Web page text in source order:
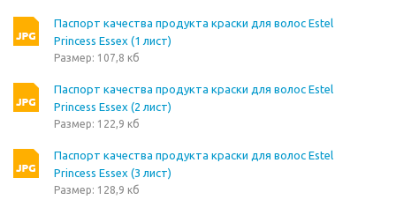
Паспорт качества продукта краски для волос Estel
Princess Essex (1 лист)
Размер: 107,8 кб
Паспорт качества продукта краски для волос Estel
Princess Essex (2 лист)
Размер: 122,9 кб
Паспорт качества продукта краски для волос Estel
Princess Essex (3 лист)
Размер: 128,9 кб